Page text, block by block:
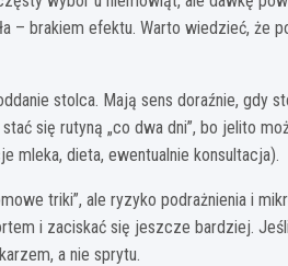
– brakiem efektu. Warto wiedzieć, że
stolca. Mają sens doraźnie, gdy
się rutyną „co dwa dni”, bo jelito
mleka, dieta, ewentualnie konsultacja).
triki”, ale ryzyko podrażnienia i
i zaciskać się jeszcze bardziej.
a nie sprytu.